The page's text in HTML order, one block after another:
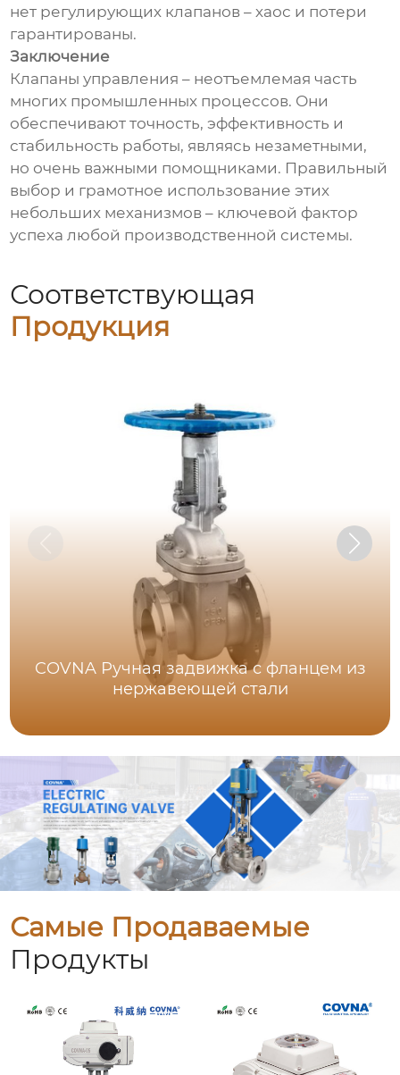
нет регулирующих клапанов – хаос и потери
гарантированы.
Заключение
Клапаны управления – неотъемлемая часть
многих промышленных процессов. Они
обеспечивают точность, эффективность и
стабильность работы, являясь незаметными,
но очень важными помощниками. Правильный
выбор и грамотное использование этих
небольших механизмов – ключевой фактор
успеха любой производственной системы.
Соответствующая
Продукция
COVNA Ручная задвижка с фланцем из
нержавеющей стали
Самые Продаваемые
Продукты